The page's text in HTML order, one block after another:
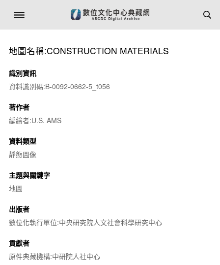
地圖名稱:CONSTRUCTION MATERIALS
識別資訊
資料識別碼:B-0092-0662-5_t056
著作者
編繪者:U.S. AMS
資料類型
靜態圖像
主題與關鍵字
地圖
出版者
數位化執行單位:中央研究院人文社會科學研究中心
貢獻者
原件典藏機構:中研院人社中心